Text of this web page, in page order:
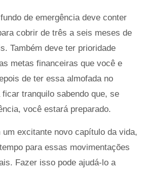
de emergência deve conter
cobrir de três a seis meses de
Também deve ter prioridade
metas financeiras que você e
de ter essa almofada no
tranquilo sabendo que, se
você estará preparado.
um excitante novo capítulo da vida,
para essas movimentações
Fazer isso pode ajudá-lo a